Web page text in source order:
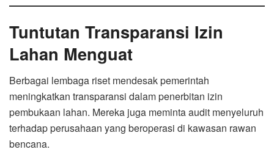
Tuntutan Transparansi Izin
Lahan Menguat
Berbagai lembaga riset mendesak pemerintah
meningkatkan transparansi dalam penerbitan izin
pembukaan lahan. Mereka juga meminta audit menyeluruh
terhadap perusahaan yang beroperasi di kawasan rawan
bencana.